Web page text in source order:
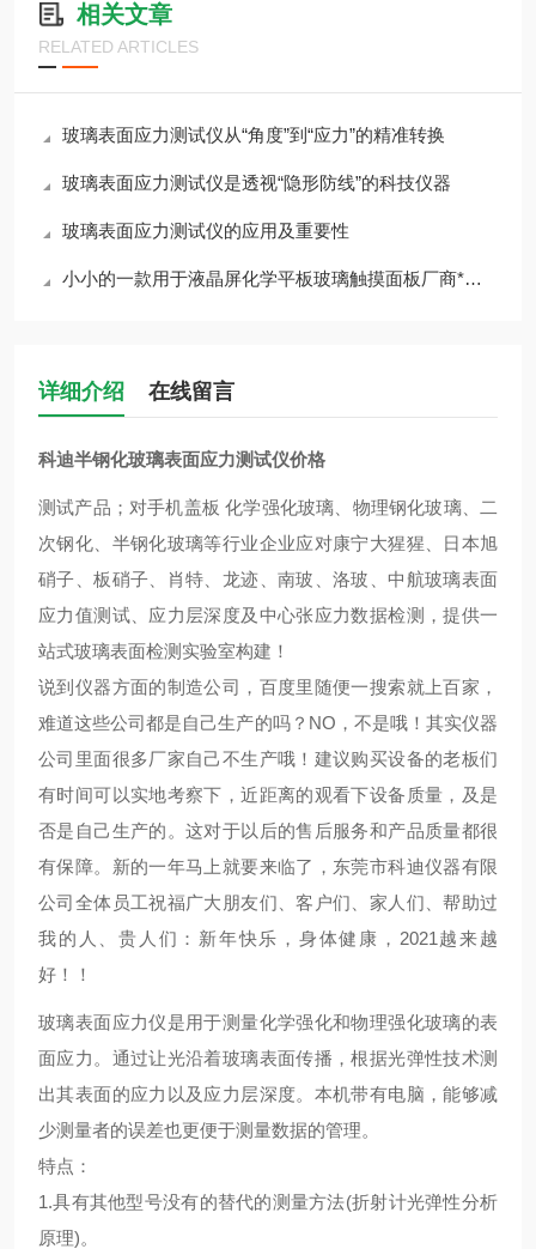
相关文章
RELATED ARTICLES
玻璃表面应力测试仪从“角度”到“应力”的精准转换
玻璃表面应力测试仪是透视“隐形防线”的科技仪器
玻璃表面应力测试仪的应用及重要性
小小的一款用于液晶屏化学平板玻璃触摸面板厂商*的一款设备居然这么神奇
详细介绍 在线留言
科迪半钢化玻璃表面应力测试仪价格
测试产品；对手机盖板 化学强化玻璃、物理钢化玻璃、二
次钢化、半钢化玻璃等行业企业应对康宁大猩猩、日本旭
硝子、板硝子、肖特、龙迹、南玻、洛玻、中航玻璃表面
应力值测试、应力层深度及中心张应力数据检测，提供一
站式玻璃表面检测实验室构建！
说到仪器方面的制造公司，百度里随便一搜索就上百家，
难道这些公司都是自己生产的吗？NO，不是哦！其实仪器
公司里面很多厂家自己不生产哦！建议购买设备的老板们
有时间可以实地考察下，近距离的观看下设备质量，及是
否是自己生产的。这对于以后的售后服务和产品质量都很
有保障。新的一年马上就要来临了，东莞市科迪仪器有限
公司全体员工祝福广大朋友们、客户们、家人们、帮助过
我的人、贵人们：新年快乐，身体健康，2021越来越
好！！
玻璃表面应力仪是用于测量化学强化和物理强化玻璃的表
面应力。通过让光沿着玻璃表面传播，根据光弹性技术测
出其表面的应力以及应力层深度。本机带有电脑，能够减
少测量者的误差也更便于测量数据的管理。
特点：
1.具有其他型号没有的替代的测量方法(折射计光弹性分析
原理)。